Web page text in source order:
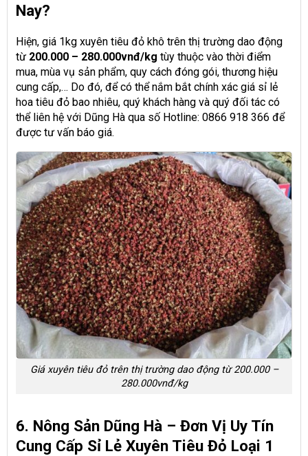
Nay?
Hiện, giá 1kg xuyên tiêu đỏ khô trên thị trường dao động
từ 200.000 – 280.000vnđ/kg tùy thuộc vào thời điểm
mua, mùa vụ sản phẩm, quy cách đóng gói, thương hiệu
cung cấp,… Do đó, để có thể nắm bắt chính xác giá sỉ lẻ
hoa tiêu đỏ bao nhiêu, quý khách hàng và quý đối tác có
thể liên hệ với Dũng Hà qua số Hotline: 0866 918 366 để
được tư vấn báo giá.
Giá xuyên tiêu đỏ trên thị trường dao động từ 200.000 –
280.000vnđ/kg
6. Nông Sản Dũng Hà – Đơn Vị Uy Tín
Cung Cấp Sỉ Lẻ Xuyên Tiêu Đỏ Loại 1